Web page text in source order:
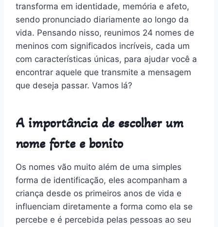
transforma em identidade, memória e afeto,
sendo pronunciado diariamente ao longo da
vida. Pensando nisso, reunimos 24 nomes de
meninos com significados incríveis, cada um
com características únicas, para ajudar você a
encontrar aquele que transmite a mensagem
que deseja passar. Vamos lá?
A importância de escolher um
nome forte e bonito
Os nomes vão muito além de uma simples
forma de identificação, eles acompanham a
criança desde os primeiros anos de vida e
influenciam diretamente a forma como ela se
percebe e é percebida pelas pessoas ao seu